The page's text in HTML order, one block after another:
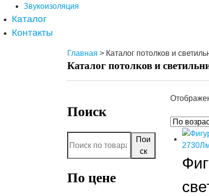
Звукоизоляция
Каталог
Контакты
Главная > Каталог потолков и
Каталог потолков и
Поиск
Пои
ск
По цене